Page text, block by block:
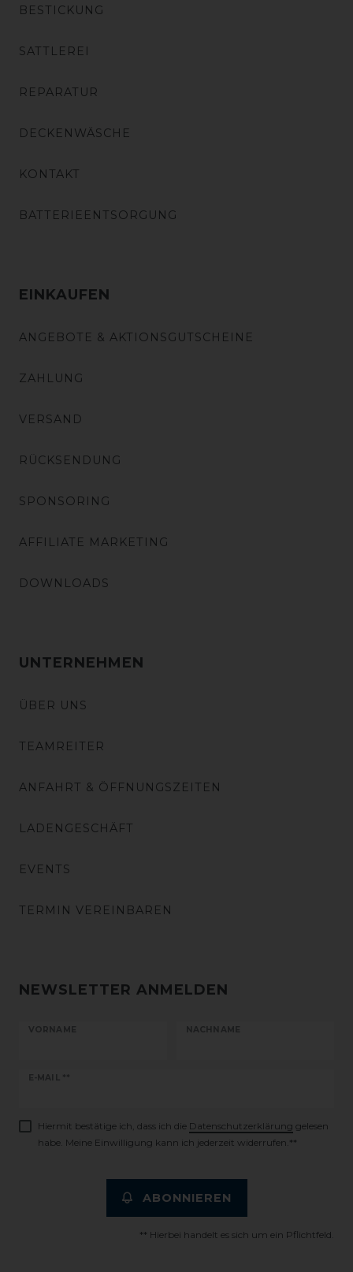
BESTICKUNG
SATTLEREI
REPARATUR
DECKENWÄSCHE
KONTAKT
BATTERIEENTSORGUNG
EINKAUFEN
ANGEBOTE & AKTIONSGUTSCHEINE
ZAHLUNG
VERSAND
RÜCKSENDUNG
SPONSORING
AFFILIATE MARKETING
DOWNLOADS
UNTERNEHMEN
ÜBER UNS
TEAMREITER
ANFAHRT & ÖFFNUNGSZEITEN
LADENGESCHÄFT
EVENTS
TERMIN VEREINBAREN
NEWSLETTER ANMELDEN
VORNAME NACHNAME
E-MAIL **
Newsletter
Hiermit bestätige ich, dass ich die Daten­schutz­erklärung gelesen
habe. Meine Einwilligung kann ich jederzeit widerrufen.**
ABONNIEREN
** Hierbei handelt es sich um ein Pflichtfeld.